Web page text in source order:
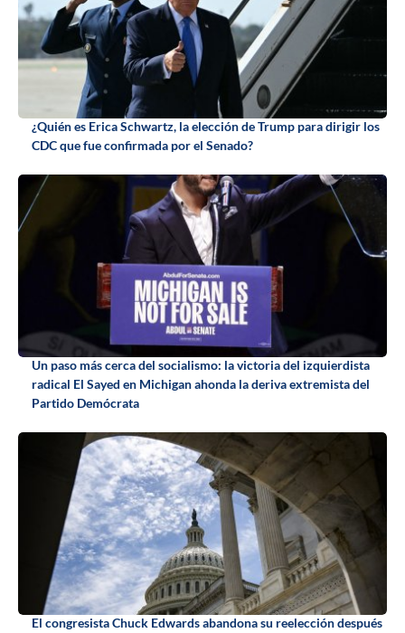
¿Quién es Erica Schwartz, la elección de Trump para dirigir los
CDC que fue confirmada por el Senado?
Un paso más cerca del socialismo: la victoria del izquierdista
radical El Sayed en Michigan ahonda la deriva extremista del
Partido Demócrata
El congresista Chuck Edwards abandona su reelección después